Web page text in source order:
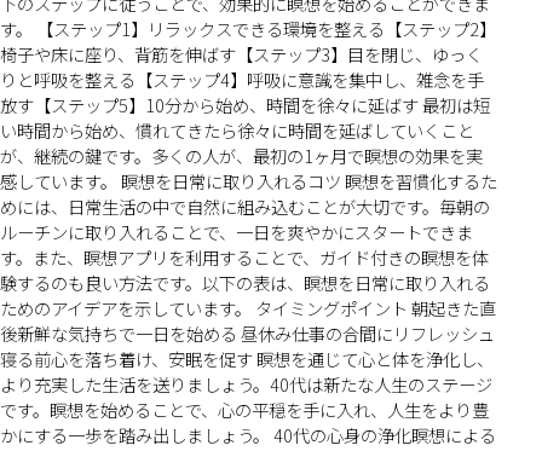
す。 【ステップ1】リラックスできる環境を整える【ステップ2】
椅子や床に座り、背筋を伸ばす【ステップ3】目を閉じ、ゆっく
りと呼吸を整える【ステップ4】呼吸に意識を集中し、雑念を手
放す【ステップ5】10分から始め、時間を徐々に延ばす 最初は短
い時間から始め、慣れてきたら徐々に時間を延ばしていくこと
が、継続の鍵です。多くの人が、最初の1ヶ月で瞑想の効果を実
感しています。 瞑想を日常に取り入れるコツ 瞑想を習慣化するた
めには、日常生活の中で自然に組み込むことが大切です。毎朝の
ルーチンに取り入れることで、一日を爽やかにスタートできま
す。また、瞑想アプリを利用することで、ガイド付きの瞑想を体
験するのも良い方法です。以下の表は、瞑想を日常に取り入れる
ためのアイデアを示しています。 タイミングポイント 朝起きた直
後新鮮な気持ちで一日を始める 昼休み仕事の合間にリフレッシュ
寝る前心を落ち着け、安眠を促す 瞑想を通じて心と体を浄化し、
より充実した生活を送りましょう。40代は新たな人生のステージ
です。瞑想を始めることで、心の平穏を手に入れ、人生をより豊
かにする一歩を踏み出しましょう。 40代の心身の浄化瞑想による